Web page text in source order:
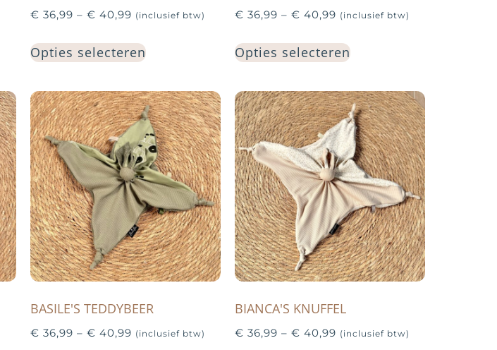
€ 36,99 – € 40,99 (inclusief btw)
Opties selecteren
€ 36,99 – € 40,99 (inclusief btw)
Opties selecteren
BASILE'S TEDDYBEER
€ 36,99 – € 40,99 (inclusief btw)
BIANCA'S KNUFFEL
€ 36,99 – € 40,99 (inclusief btw)